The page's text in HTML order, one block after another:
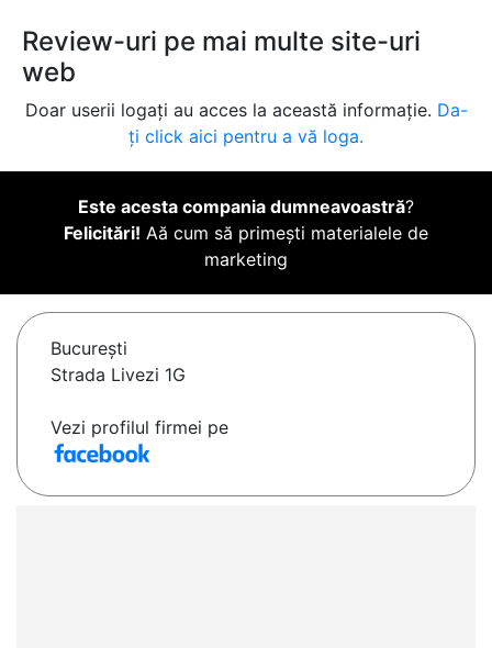
Review-uri pe mai multe site-uri
web
Doar userii logați au acces la această informație. Da-
ți click aici pentru a vă loga.
Este acesta compania dumneavoastră?
Felicitări! Aă cum să primești materialele de
marketing
Bucureşti
Strada Livezi 1G
Vezi profilul firmei pe